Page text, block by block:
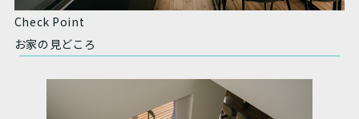
Check Point
お家の見どころ